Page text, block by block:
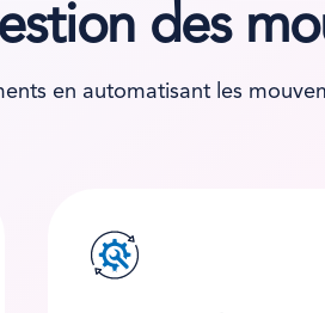
des
en automatisant les